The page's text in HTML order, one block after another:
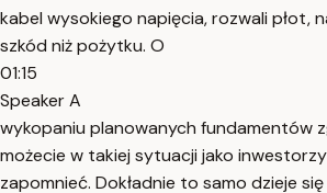
kabel wysokiego napięcia, rozwali płot,
szkód niż pożytku. O
01:15
Speaker A
wykopaniu planowanych fundamentów
możecie w takiej sytuacji jako
zapomnieć. Dokładnie to samo dzieje